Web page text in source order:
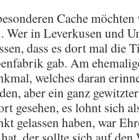
Cache
Wer in Leverkusen und
dass es dort mal die
gab. Am
welches daran
aber ein ganz
gesehen, es lohnt sich
gelassen haben, war